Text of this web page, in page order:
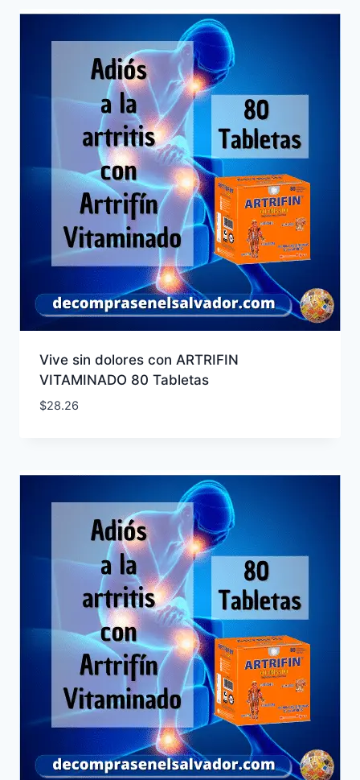
Vive sin dolores con ARTRIFIN
VITAMINADO 80 Tabletas
$28.26